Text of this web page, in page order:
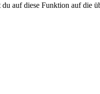
auf diese Funktion auf die